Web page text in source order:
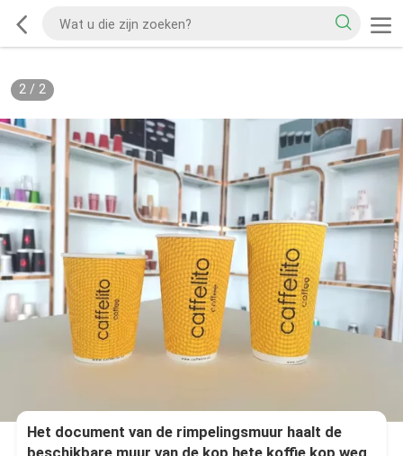
2/ 2
Het document van de rimpelingsmuur haalt de